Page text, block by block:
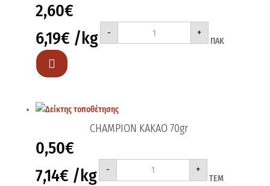
2,60€
6,19€ /kg -
CHAMPION
6Χ70gr
+
ΠΑΚ

CHAMPION KAKAO 70gr
0,50€
7,14€ /kg -
CHAMPION
70gr
+
ΤΕΜ